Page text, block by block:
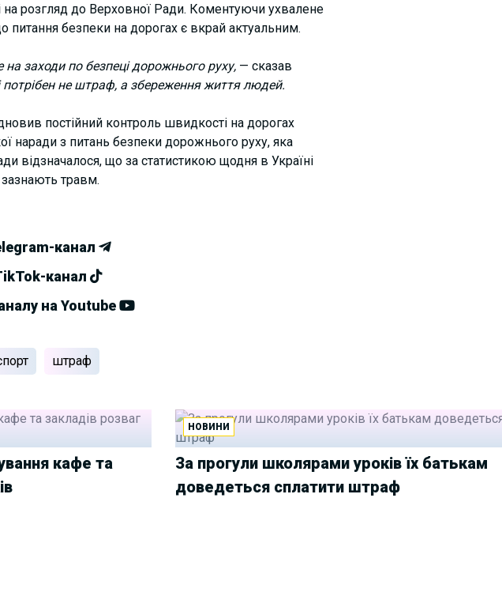
на розгляд до Верховної Ради. Коментуючи ухвалене
питання безпеки на дорогах є вкрай актуальним.
заходи по безпеці дорожнього руху,— сказав
не штраф, а збереження життя людей.
постійний контроль швидкості на дорогах
наради з питань безпеки дорожнього руху, яка
відзначалося, що за статистикою щодня в Україні
травм.
канал
канал
на Youtube
штраф
кафе та
НОВИНИ
За прогули школярами уроків їх батькам
доведеться сплатити штраф